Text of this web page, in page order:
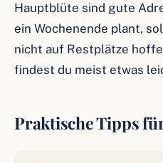
Hauptblüte sind gute
ein Wochenende plant,
nicht auf Restplätze
findest du meist etwas
Praktische Tipps